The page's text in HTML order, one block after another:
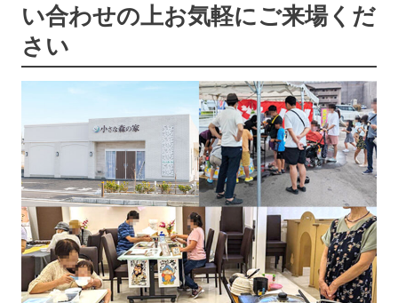
い合わせの上お気軽にご来場くだ
さい